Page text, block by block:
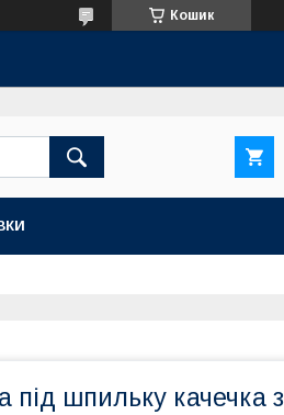
Кошик
під шпильку качечка з